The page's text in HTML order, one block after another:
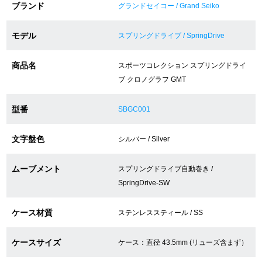
買取・下取りをご希望の方
75%以上保証！中古商品高価買戻し
ブランド グランドセイコー / Grand Seiko
モデル スプリングドライブ / SpringDrive
商品名
スポーツコレクション スプリングドライ
ブ クロノグラフ GMT
型番 SBGC001
文字盤色 シルバー / Silver
ムーブメント
スプリングドライブ自動巻き /
SpringDrive-SW
ケース材質 ステンレススティール / SS
ケースサイズ ケース：直径 43.5mm (リューズ含まず）